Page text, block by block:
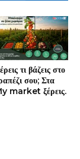
τι βάζεις στο
σου; Στα
market ξέρεις.